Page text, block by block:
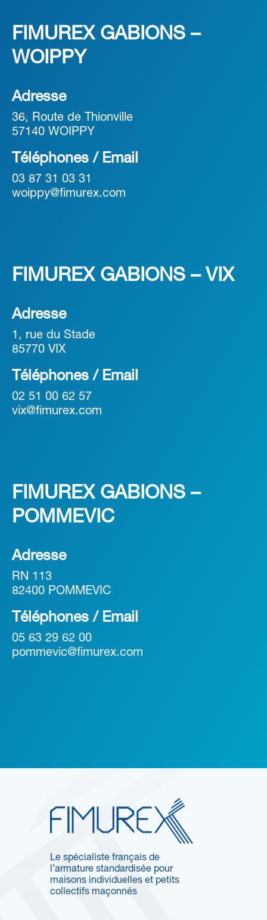
FIMUREX GABIONS –
WOIPPY
Adresse
36, Route de Thionville
57140 WOIPPY
Téléphones / Email
03 87 31 03 31
woippy@fimurex.com
FIMUREX GABIONS – VIX
Adresse
1, rue du Stade
85770 VIX
Téléphones / Email
02 51 00 62 57
vix@fimurex.com
FIMUREX GABIONS –
POMMEVIC
Adresse
RN 113
82400 POMMEVIC
Téléphones / Email
05 63 29 62 00
pommevic@fimurex.com
Le spécialiste français de
l’armature standardisée pour
maisons individuelles et petits
collectifs maçonnés